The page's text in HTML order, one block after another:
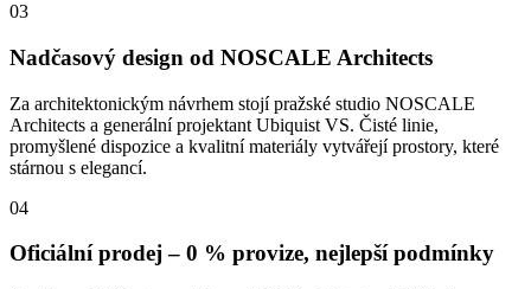
03
Nadčasový design od NOSCALE Architects
Za architektonickým návrhem stojí pražské studio NOSCALE
Architects a generální projektant Ubiquist VS. Čisté linie,
promyšlené dispozice a kvalitní materiály vytvářejí prostory, které
stárnou s elegancí.
04
Oficiální prodej – 0 % provize, nejlepší podmínky